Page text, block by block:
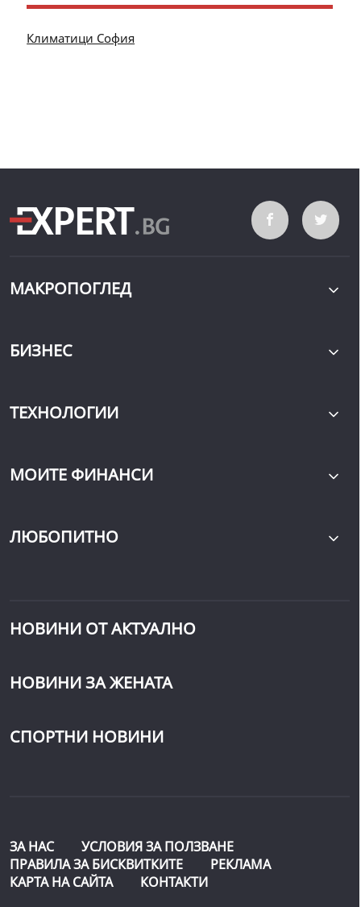
Климатици София
МАКРОПОГЛЕД
БИЗНЕС
ТЕХНОЛОГИИ
МОИТЕ ФИНАНСИ
ЛЮБОПИТНО
НОВИНИ ОТ АКТУАЛНО
НОВИНИ ЗА ЖЕНАТА
СПОРТНИ НОВИНИ
ЗА НАС
УСЛОВИЯ ЗА ПОЛЗВАНЕ
ПРАВИЛА ЗА БИСКВИТКИТЕ
РЕКЛАМА
КАРТА НА САЙТА
КОНТАКТИ